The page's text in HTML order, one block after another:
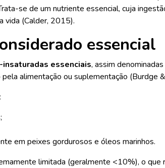
se de um nutriente essencial, cuja
vida (Calder, 2015).
essencial
essenciais, assim
alimentação ou suplementação (Burdge
em peixes gordurosos e óleos marinhos.
limitada (geralmente <10%), o